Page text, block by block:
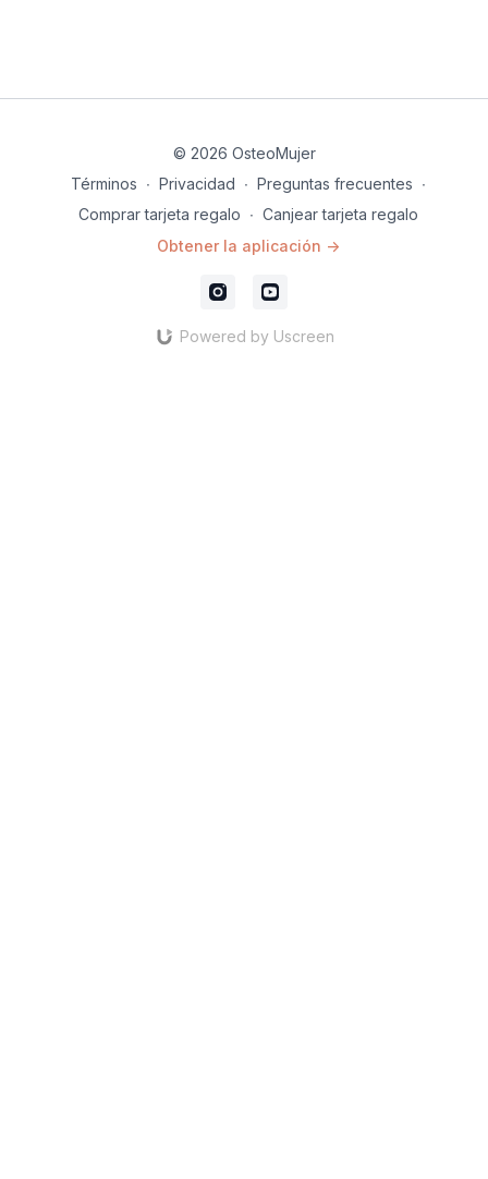
© 2026 OsteoMujer
Términos ∙ Privacidad ∙ Preguntas frecuentes ∙
Comprar tarjeta regalo ∙ Canjear tarjeta regalo
Obtener la aplicación ->
Powered by Uscreen